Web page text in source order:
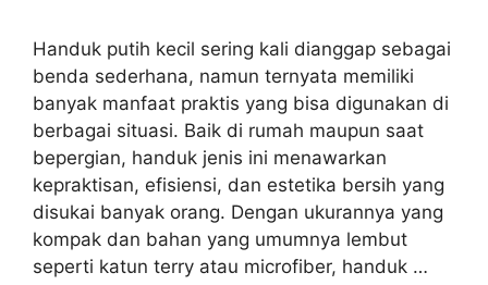
Handuk putih kecil sering kali dianggap sebagai
benda sederhana, namun ternyata memiliki
banyak manfaat praktis yang bisa digunakan di
berbagai situasi. Baik di rumah maupun saat
bepergian, handuk jenis ini menawarkan
kepraktisan, efisiensi, dan estetika bersih yang
disukai banyak orang. Dengan ukurannya yang
kompak dan bahan yang umumnya lembut
seperti katun terry atau microfiber, handuk …